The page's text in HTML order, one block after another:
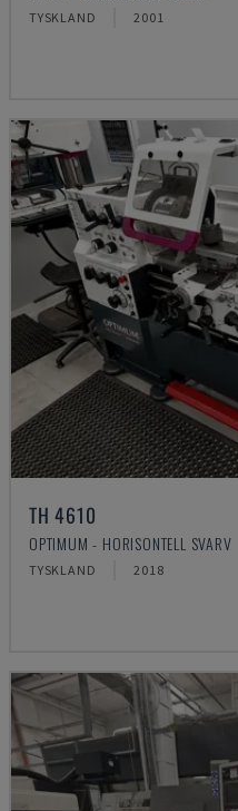
TYSKLAND 2001
TH 4610
OPTIMUM - HORISONTELL SVARV
TYSKLAND 2018